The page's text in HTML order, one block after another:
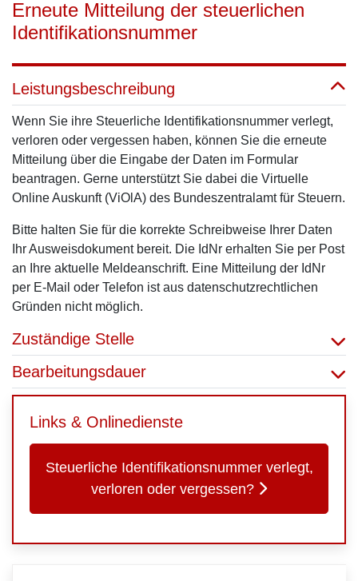
Erneute Mitteilung der steuerlichen
Identifikationsnummer
Leistungsbeschreibung
Wenn Sie ihre Steuerliche Identifikationsnummer verlegt,
verloren oder vergessen haben, können Sie die erneute
Mitteilung über die Eingabe der Daten im Formular
beantragen. Gerne unterstützt Sie dabei die Virtuelle
Online Auskunft (ViOlA) des Bundeszentralamt für Steuern.
Bitte halten Sie für die korrekte Schreibweise Ihrer Daten
Ihr Ausweisdokument bereit. Die IdNr erhalten Sie per Post
an Ihre aktuelle Meldeanschrift. Eine Mitteilung der IdNr
per E-Mail oder Telefon ist aus datenschutzrechtlichen
Gründen nicht möglich.
Zuständige Stelle
Bearbeitungsdauer
Links & Onlinedienste
Steuerliche Identifikationsnummer verlegt,
verloren oder vergessen?